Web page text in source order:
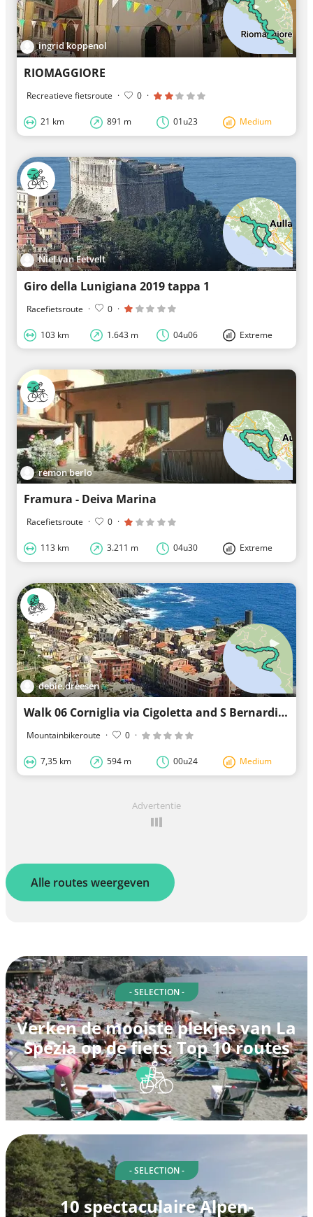
ingrid koppenol
RIOMAGGIORE
Recreatieve fietsroute · 0 ·
21 km 891 m 01u23 Medium
Niel van Eetvelt
Giro della Lunigiana 2019 tappa 1
Racefietsroute · 0 ·
103 km 1.643 m 04u06 Extreme
remon berlo
Framura - Deiva Marina
Racefietsroute · 0 ·
113 km 3.211 m 04u30 Extreme
debie.dreesen
Walk 06 Corniglia via Cigoletta and S Bernardino to Vernazza
Mountainbikeroute · 0 ·
7,35 km 594 m 00u24 Medium
Advertentie
Alle routes weergeven
- SELECTION -
Verken de mooiste plekjes van La
Spezia op de fiets: Top 10 routes
- SELECTION -
10 spectaculaire Alpen-